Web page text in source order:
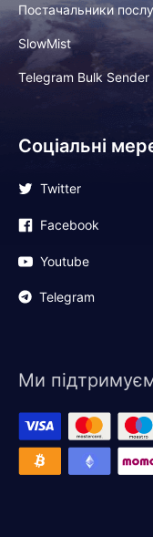
Постачальники
SlowMist
Telegram Bulk Sender
Соціальні
Twitter
Facebook
Youtube
Telegram
Ми